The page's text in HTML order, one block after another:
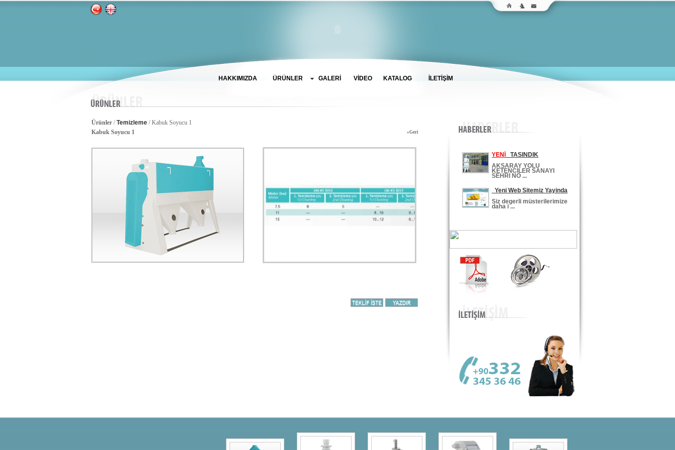
HAKKIMIZDA ÜRÜNLER GALERİ VİDEO KATALOG İLETİŞİM
Ürünler /Temizleme / Kabuk Soyucu 1
Kabuk Soyucu 1
«Geri
YENİ TASINDIK
AKSARAY YOLU
KETENCILER SANAYI
SEHRI NO ...
Yeni Web Sitemiz Yayinda
Siz degerli müsterilerimize
daha i ...